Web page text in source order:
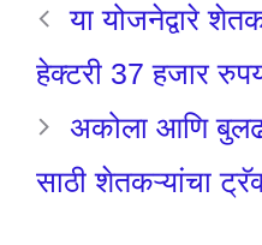
या योजनेद्वारे
हेक्टरी 37 हजार
अकोला आणि
साठी शेतकऱ्यांचा